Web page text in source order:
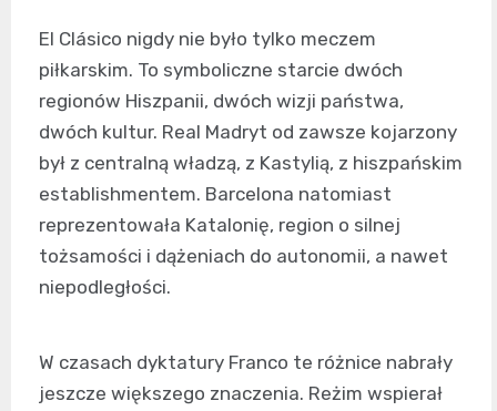
El Clásico nigdy nie było tylko meczem
piłkarskim. To symboliczne starcie dwóch
regionów Hiszpanii, dwóch wizji państwa,
dwóch kultur. Real Madryt od zawsze kojarzony
był z centralną władzą, z Kastylią, z hiszpańskim
establishmentem. Barcelona natomiast
reprezentowała Katalonię, region o silnej
tożsamości i dążeniach do autonomii, a nawet
niepodległości.
W czasach dyktatury Franco te różnice nabrały
jeszcze większego znaczenia. Reżim wspierał